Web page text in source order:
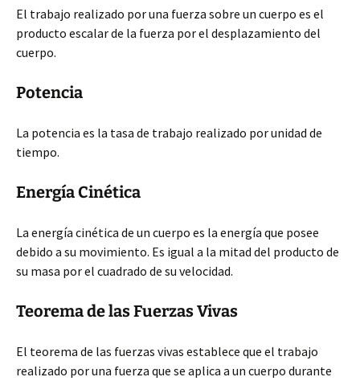
El trabajo realizado por una fuerza sobre un cuerpo es el
producto escalar de la fuerza por el desplazamiento del
cuerpo.
Potencia
La potencia es la tasa de trabajo realizado por unidad de
tiempo.
Energía Cinética
La energía cinética de un cuerpo es la energía que posee
debido a su movimiento. Es igual a la mitad del producto de
su masa por el cuadrado de su velocidad.
Teorema de las Fuerzas Vivas
El teorema de las fuerzas vivas establece que el trabajo
realizado por una fuerza que se aplica a un cuerpo durante